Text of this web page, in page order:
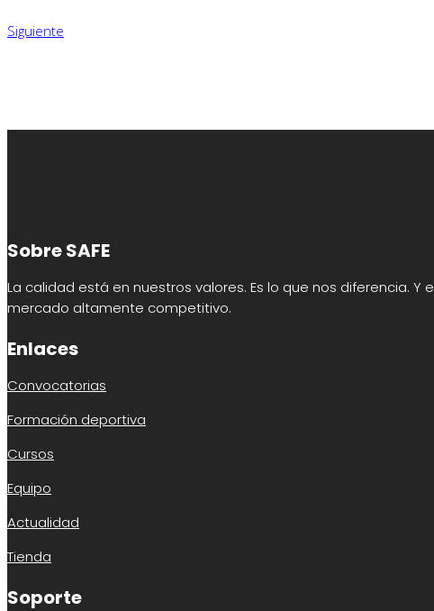
Siguiente
Sobre SAFE
La calidad está en nuestros valores. Es lo que nos diferencia.
mercado altamente competitivo.
Enlaces
Convocatorias
Formación deportiva
Cursos
Equipo
Actualidad
Tienda
Soporte